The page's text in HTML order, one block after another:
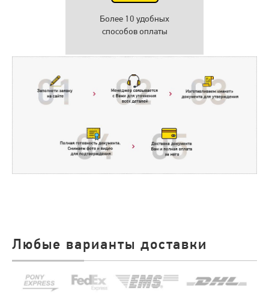
Более 10 удобных
способов оплаты
Любые варианты доставки